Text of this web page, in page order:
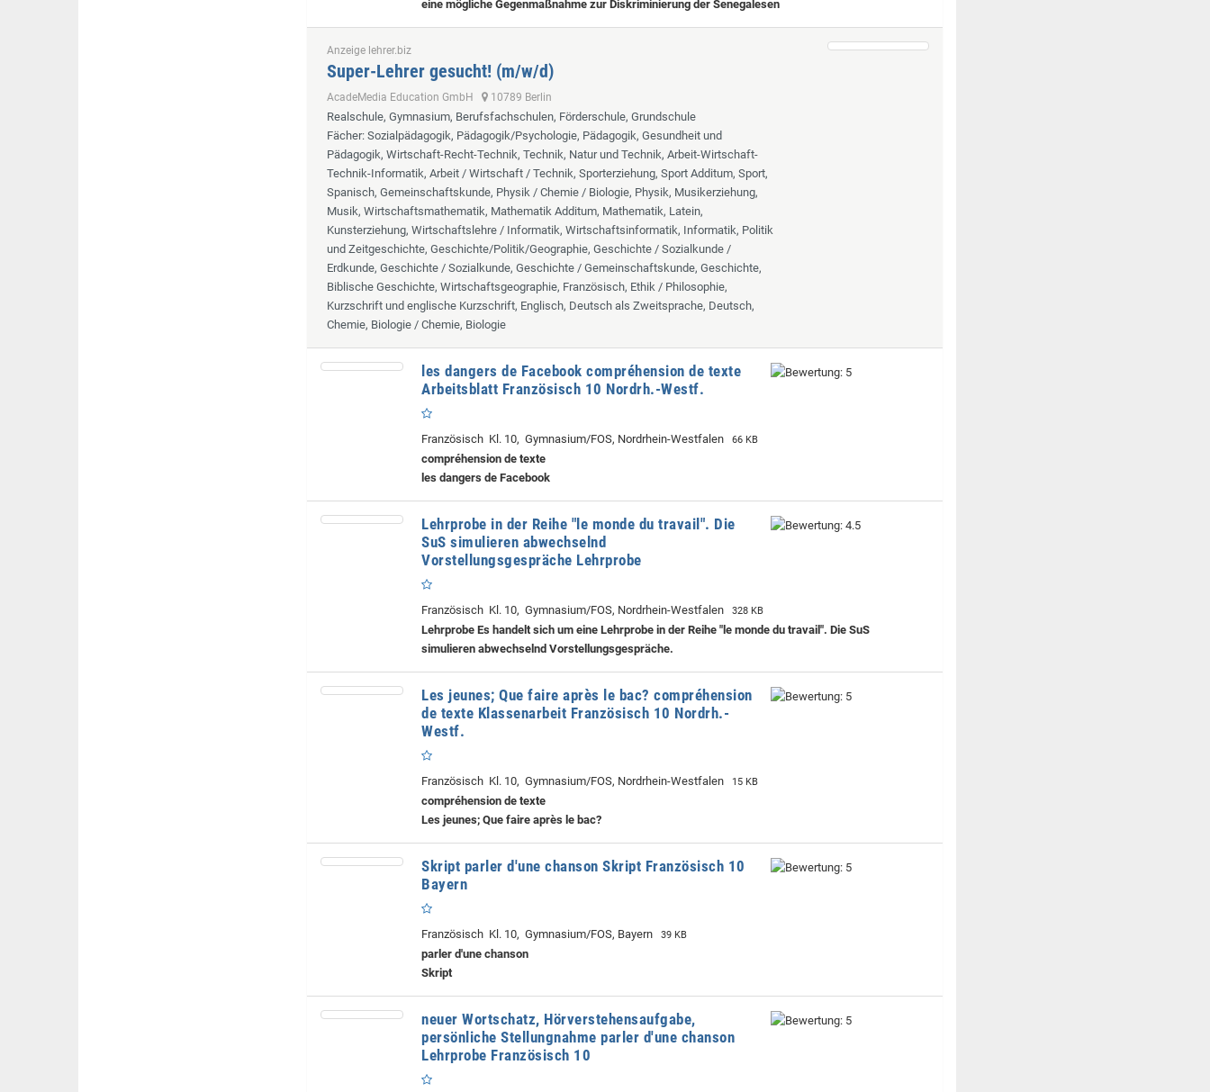
eine mögliche Gegenmaßnahme zur Diskriminierung der Senegalesen
Anzeige lehrer.biz
Super-Lehrer gesucht! (m/w/d)
AcadeMedia Education GmbH 10789 Berlin
Realschule, Gymnasium, Berufsfachschulen, Förderschule, Grundschule
Fächer: Sozialpädagogik, Pädagogik/Psychologie, Pädagogik, Gesundheit und
Pädagogik, Wirtschaft-Recht-Technik, Technik, Natur und Technik, Arbeit-Wirtschaft-
Technik-Informatik, Arbeit / Wirtschaft / Technik, Sporterziehung, Sport Additum, Sport,
Spanisch, Gemeinschaftskunde, Physik / Chemie / Biologie, Physik, Musikerziehung,
Musik, Wirtschaftsmathematik, Mathematik Additum, Mathematik, Latein,
Kunsterziehung, Wirtschaftslehre / Informatik, Wirtschaftsinformatik, Informatik, Politik
und Zeitgeschichte, Geschichte/Politik/Geographie, Geschichte / Sozialkunde /
Erdkunde, Geschichte / Sozialkunde, Geschichte / Gemeinschaftskunde, Geschichte,
Biblische Geschichte, Wirtschaftsgeographie, Französisch, Ethik / Philosophie,
Kurzschrift und englische Kurzschrift, Englisch, Deutsch als Zweitsprache, Deutsch,
Chemie, Biologie / Chemie, Biologie
les dangers de Facebook compréhension de texte
Arbeitsblatt Französisch 10 Nordrh.-Westf.
Französisch Kl. 10, Gymnasium/FOS, Nordrhein-Westfalen 66 KB
compréhension de texte
les dangers de Facebook
Lehrprobe in der Reihe "le monde du travail". Die
SuS simulieren abwechselnd
Vorstellungsgespräche Lehrprobe
Französisch Kl. 10, Gymnasium/FOS, Nordrhein-Westfalen 328 KB
Lehrprobe Es handelt sich um eine Lehrprobe in der Reihe "le monde du travail". Die SuS
simulieren abwechselnd Vorstellungsgespräche.
Les jeunes; Que faire après le bac? compréhension
de texte Klassenarbeit Französisch 10 Nordrh.-
Westf.
Französisch Kl. 10, Gymnasium/FOS, Nordrhein-Westfalen 15 KB
compréhension de texte
Les jeunes; Que faire après le bac?
Skript parler d'une chanson Skript Französisch 10
Bayern
Französisch Kl. 10, Gymnasium/FOS, Bayern 39 KB
parler d'une chanson
Skript
neuer Wortschatz, Hörverstehensaufgabe,
persönliche Stellungnahme parler d'une chanson
Lehrprobe Französisch 10